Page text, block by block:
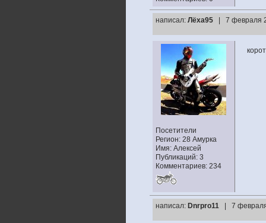
написал: Лёха95 | 7 февраля
Посетители
Регион: 28 Амурка
Имя: Алексей
Публикаций: 3
Комментариев: 234
написал: Dnrpro11 | 7